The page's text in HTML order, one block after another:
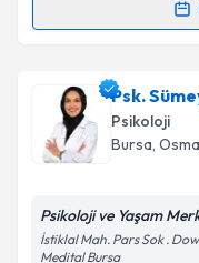
Randevu
Psk. Nermin
oluşturun. Size
takvim
Psk.
Psikoloji
Bursa,
Psikoloji ve Yaşam
İstiklal Mah. Pars Sok .
Medital Bursa